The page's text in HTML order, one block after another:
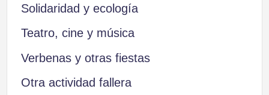
Solidaridad y ecología
Teatro, cine y música
Verbenas y otras fiestas
Otra actividad fallera